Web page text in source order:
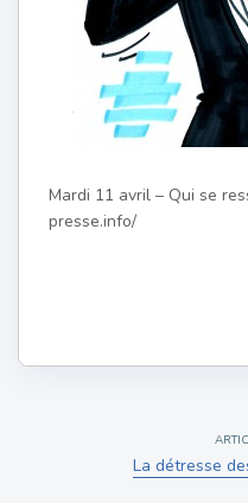
Mardi 11 avril – Qui se
presse.info/
La détresse